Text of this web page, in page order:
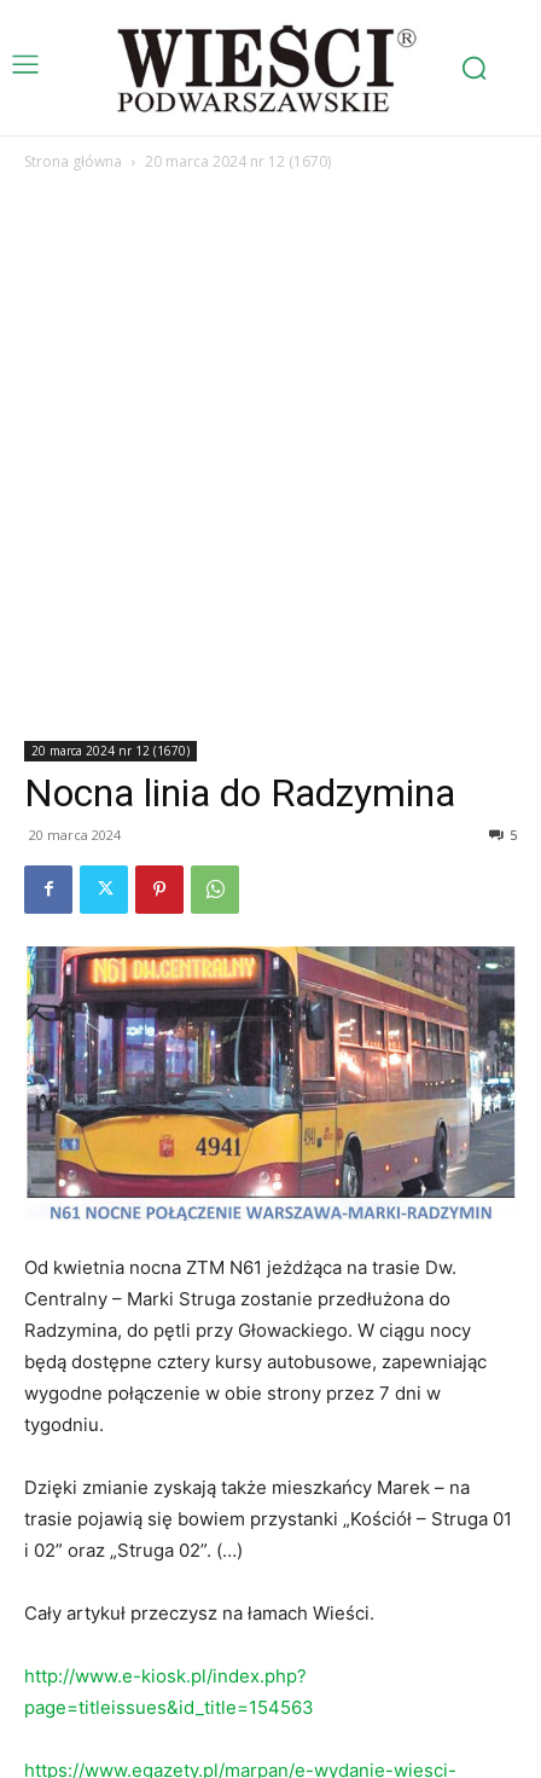
Strona główna 20 marca 2024 nr 12 (1670)
20 marca 2024 nr 12 (1670)
Nocna linia do Radzymina
20 marca 2024 5
Od kwietnia nocna ZTM N61 jeżdżąca na trasie Dw.
Centralny – Marki Struga zostanie przedłużona do
Radzymina, do pętli przy Głowackiego. W ciągu nocy
będą dostępne cztery kursy autobusowe, zapewniając
wygodne połączenie w obie strony przez 7 dni w
tygodniu.
Dzięki zmianie zyskają także mieszkańcy Marek – na
trasie pojawią się bowiem przystanki „Kościół – Struga 01
i 02” oraz „Struga 02”. (…)
Cały artykuł przeczysz na łamach Wieści.
http://www.e-kiosk.pl/index.php?
page=titleissues&id_title=154563
https://www.egazety.pl/marpan/e-wydanie-wiesci-